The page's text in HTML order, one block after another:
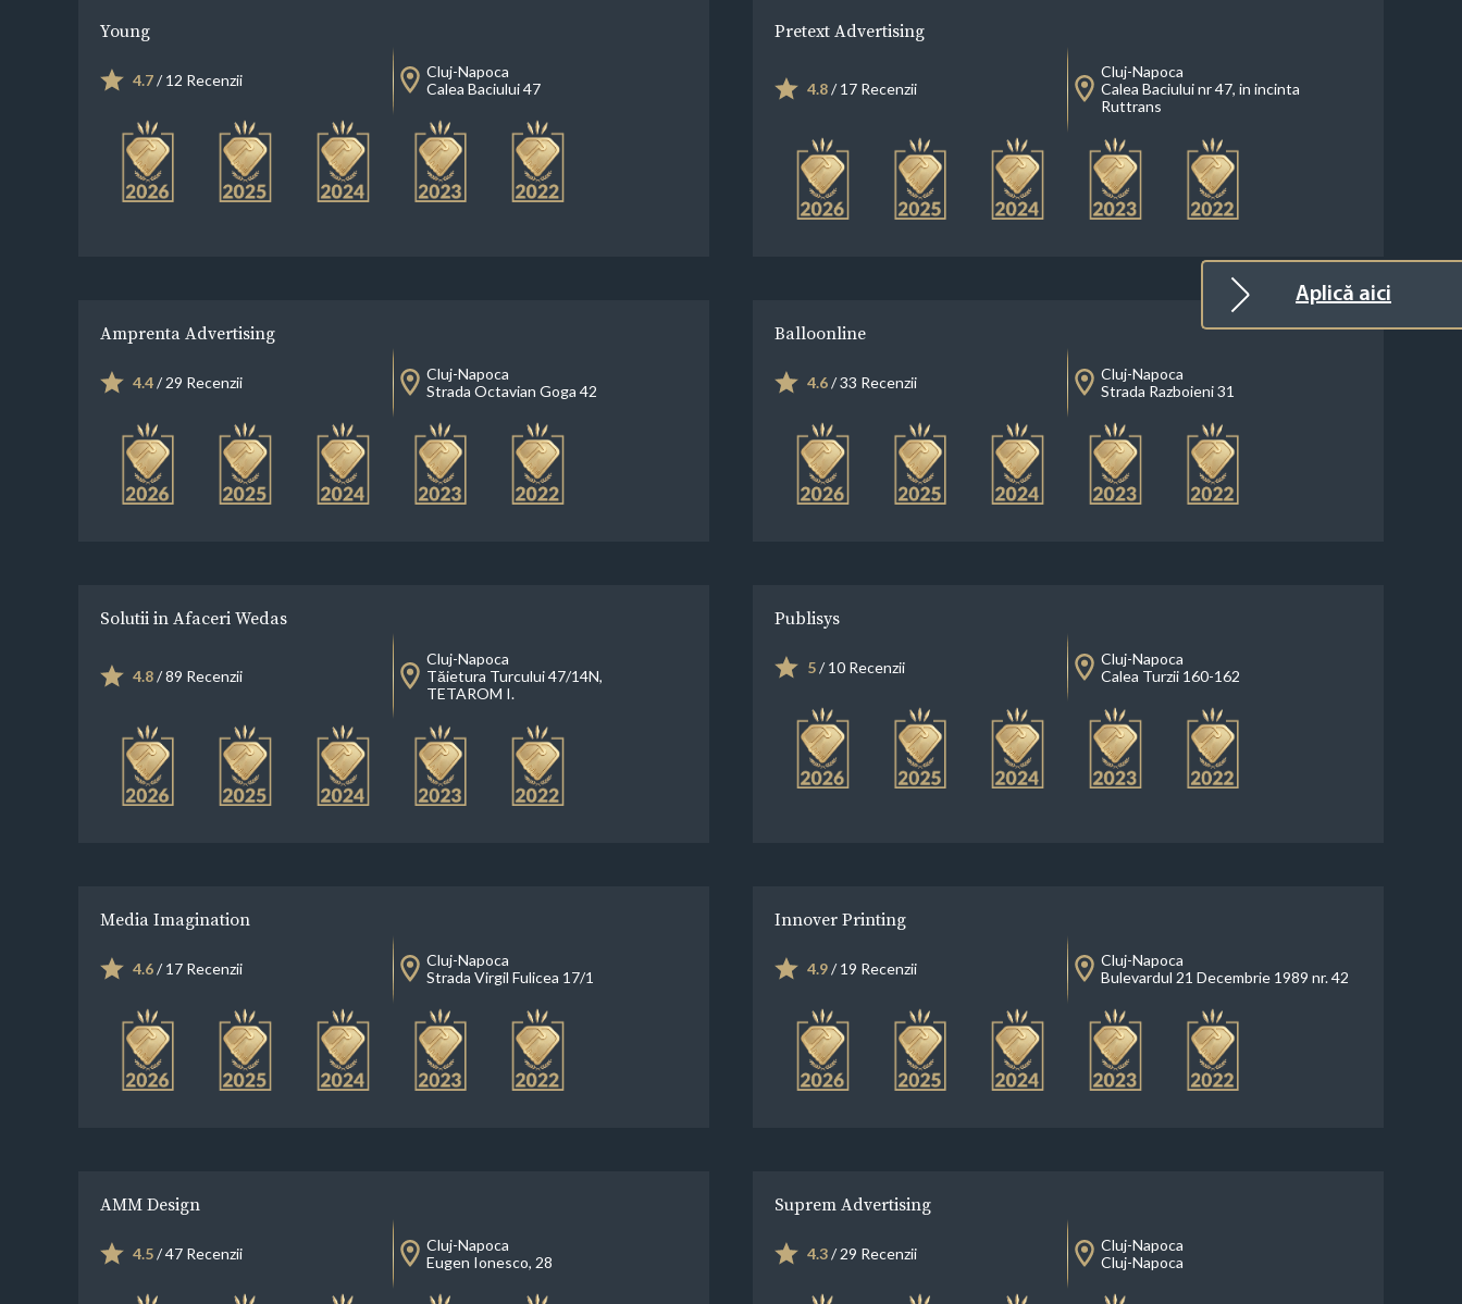
Aplică aici
Young
4.7/ 12 Recenzii
Cluj-Napoca
Calea Baciului 47
Pretext Advertising
4.8/ 17 Recenzii
Cluj-Napoca
Calea Baciului nr 47, in incinta
Ruttrans
Amprenta Advertising
4.4/ 29 Recenzii
Cluj-Napoca
Strada Octavian Goga 42
Balloonline
4.6/ 33 Recenzii
Cluj-Napoca
Strada Razboieni 31
Solutii in Afaceri Wedas
4.8/ 89 Recenzii
Cluj-Napoca
Tăietura Turcului 47/14N,
TETAROM I.
Publisys
5/ 10 Recenzii
Cluj-Napoca
Calea Turzii 160-162
Media Imagination
4.6/ 17 Recenzii
Cluj-Napoca
Strada Virgil Fulicea 17/1
Innover Printing
4.9/ 19 Recenzii
Cluj-Napoca
Bulevardul 21 Decembrie 1989 nr. 42
AMM Design
4.5/ 47 Recenzii
Cluj-Napoca
Eugen Ionesco, 28
Suprem Advertising
4.3/ 29 Recenzii
Cluj-Napoca
Cluj-Napoca